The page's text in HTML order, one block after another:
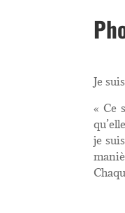
Je
« Ce
je